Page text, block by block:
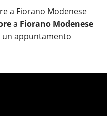
a Fiorano Modenese
a Fiorano Modenese
appuntamento